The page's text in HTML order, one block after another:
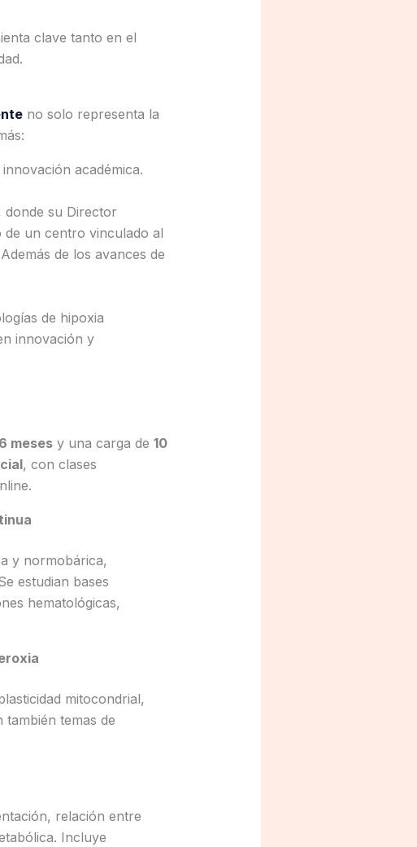
clave tanto en el
no solo representa la
académica.
donde su Director
un centro vinculado al
de los avances de
de hipoxia
innovación y
6 mesesy una carga de 10
, con clases
y normobárica,
estudian bases
hematológicas,
mitocondrial,
también temas de
relación entre
Incluye